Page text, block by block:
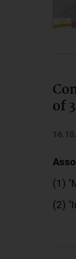
of
(1)
(2)